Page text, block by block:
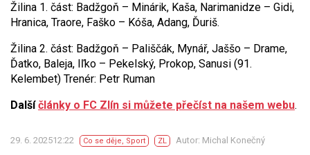
Žilina 1. část: Badžgoň – Minárik, Kaša, Narimanidze – Gidi,
Hranica, Traore, Faško – Kóša, Adang, Ďuriš.
Žilina 2. část: Badžgoň – Pališčák, Mynář, Jaššo – Drame,
Ďatko, Baleja, Iľko – Pekelský, Prokop, Sanusi (91.
Kelembet) Trenér: Petr Ruman
Dalšíčlánky o FC Zlín si můžete přečíst na našem webu.
29. 6. 202512:22 Co se děje, Sport ZL Autor: Michal Konečný